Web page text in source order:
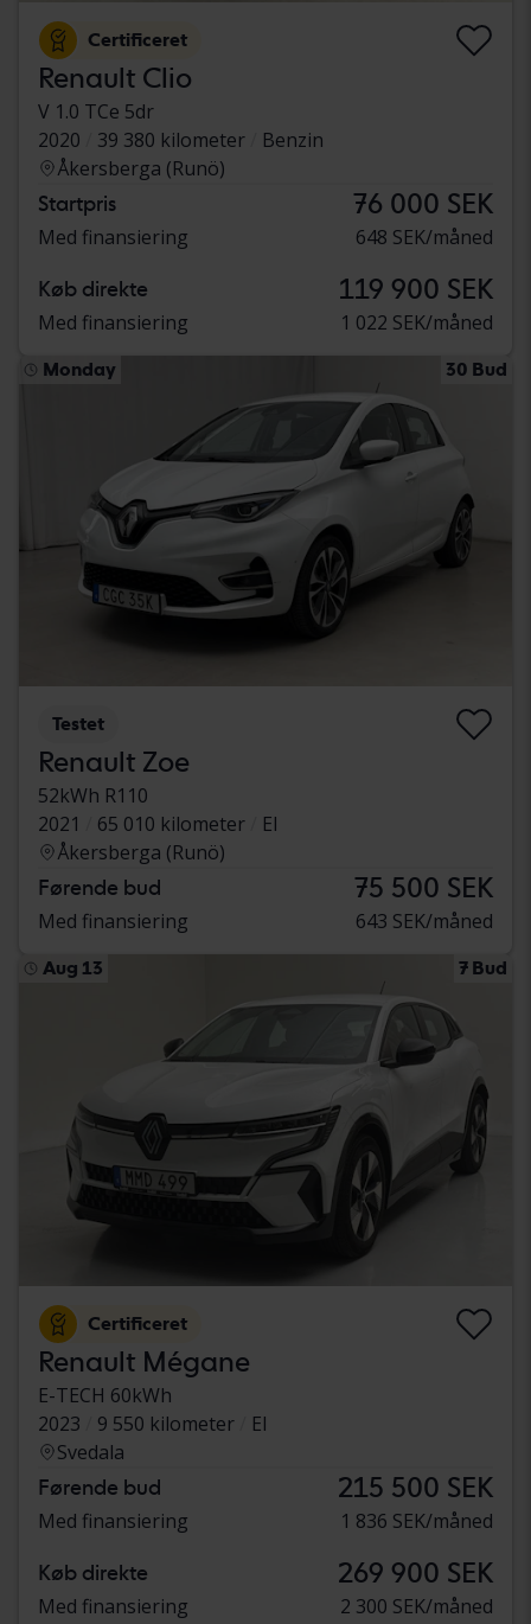
Certificeret
Renault Clio
V 1.0 TCe 5dr
2020
39 380 kilometer
Benzin
Åkersberga (Runö)
Startpris 76 000 SEK
Med finansiering 648 SEK/måned
Køb direkte 119 900 SEK
Med finansiering 1 022 SEK/måned
Monday 30 Bud
Testet
Renault Zoe
52kWh R110
2021
65 010 kilometer
El
Åkersberga (Runö)
Førende bud 75 500 SEK
Med finansiering 643 SEK/måned
Aug 13 7 Bud
Certificeret
Renault Mégane
E-TECH 60kWh
2023
9 550 kilometer
El
Svedala
Førende bud 215 500 SEK
Med finansiering 1 836 SEK/måned
Køb direkte 269 900 SEK
Med finansiering 2 300 SEK/måned